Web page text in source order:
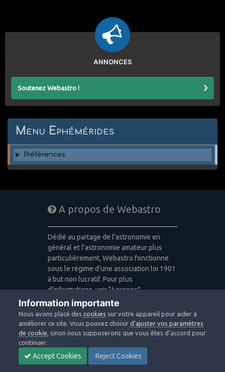
ANNONCES
Soutenez Webastro !
Menu Ephémérides
Préférences
A propos de Webastro
Dédié au partage de l'astronomie en
général et l'astronomie amateur plus
particulièrement, Webastro fonctionne
sous le régime d'une association loi 1901
à but non lucratif. Pour plus
d'informations, voir "à propos".
Publicité: pas de publicité
Icons made byFreepik,Alessio Atzeni,
Pixel Buddha,Icon Pondfrom
www.flaticon.comis licensed by CC 3.0
BY
Design images: Courtesy NASA/JPL-
Information importante
Nous avons placé descookies sur votre appareil pour aider à
améliorer ce site. Vous pouvez choisird’ajuster vos paramètres
de cookie, sinon nous supposerons que vous êtes d’accord pour
continuer.
Accept Cookies Reject Cookies